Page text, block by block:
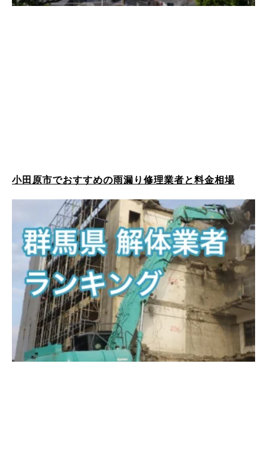
小田原市でおすすめの雨漏り修理業者と料金相場